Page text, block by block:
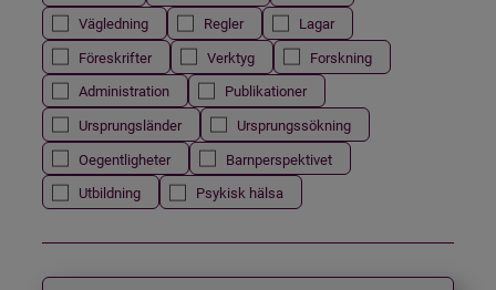
Vägledning
Regler
Lagar
Föreskrifter
Verktyg
Forskning
Administration
Publikationer
Ursprungsländer
Ursprungssökning
Oegentligheter
Barnperspektivet
Utbildning
Psykisk hälsa